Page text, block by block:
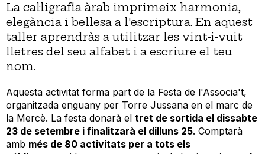
La cal·ligrafia àrab imprimeix harmonia,
elegància i bellesa a l'escriptura. En aquest
taller aprendràs a utilitzar les vint-i-vuit
lletres del seu alfabet i a escriure el teu
nom.
Aquesta activitat forma part de la Festa de l'Associa't,
organitzada enguany per Torre Jussana en el marc de
la Mercè. La festa donarà el tret de sortida el dissabte
23 de setembre i finalitzarà el dilluns 25. Comptarà
amb més de 80 activitats per a tots els